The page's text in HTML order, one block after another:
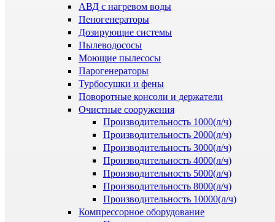
АВД с нагревом воды
Пеногенераторы
Дозирующие системы
Пылеводососы
Моющие пылесосы
Парогенераторы
Турбосушки и фены
Поворотные консоли и держатели
Очистные сооружения
Производительность 1000(л/ч)
Производительность 2000(л/ч)
Производительность 3000(л/ч)
Производительность 4000(л/ч)
Производительность 5000(л/ч)
Производительность 8000(л/ч)
Производительность 10000(л/ч)
Компрессорное оборудование